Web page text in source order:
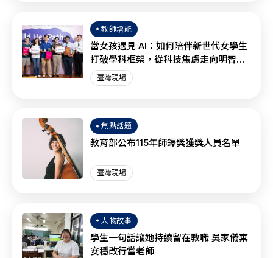
教師增能
當女孩遇見 AI：如何陪伴新世代女學生
打破學科框架，從科技焦慮走向明智協
作？
臺灣現場
焦點話題
教育部公布115年師鐸獎獲獎人員名單
臺灣現場
人物故事
學生一句話讓她持續留在教職 吳家儀棄
安穩改行當老師